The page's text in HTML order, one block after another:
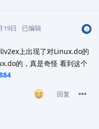
19日 已编辑
v2ex上出现了对Linux.do的
的，真是奇怪 看到这个
回复